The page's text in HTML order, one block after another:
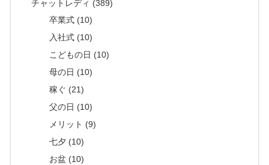
チャットレディ (389)
卒業式 (10)
入社式 (10)
こどもの日 (10)
母の日 (10)
稼ぐ (21)
父の日 (10)
メリット (9)
七夕 (10)
お盆 (10)